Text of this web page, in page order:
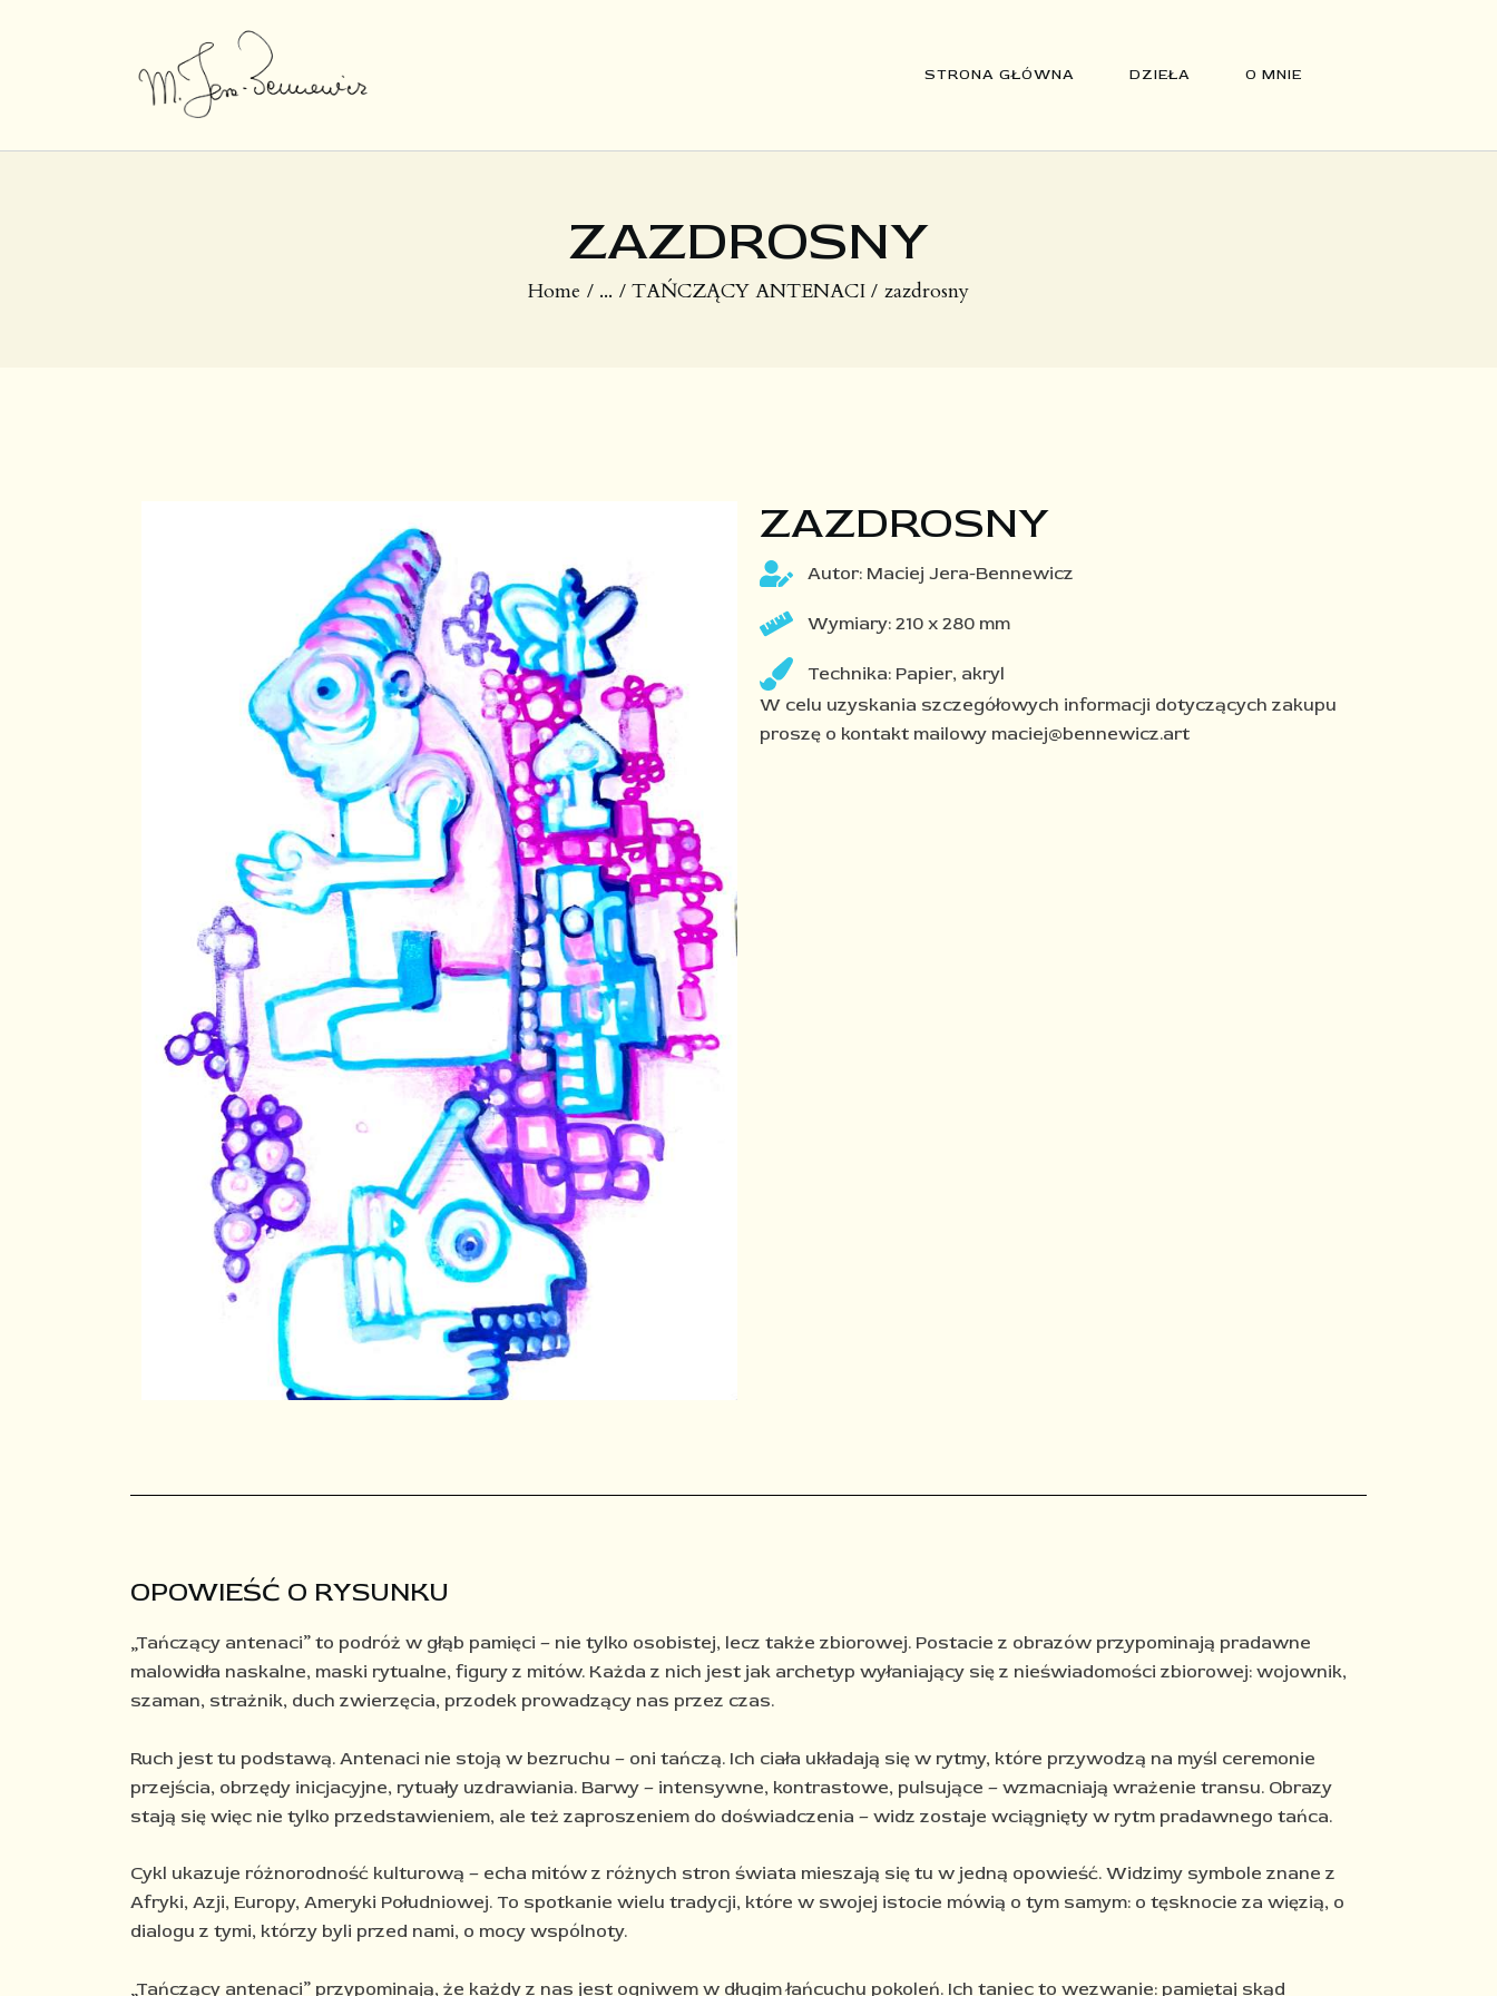
STRONA GŁÓWNA DZIEŁA O MNIE
ZAZDROSNY
Home ... TAŃCZĄCY ANTENACI zazdrosny
O MNIE
ZAZDROSNY
Autor: Maciej Jera-Bennewicz
Wymiary: 210 x 280 mm
Technika: Papier, akryl
W celu uzyskania szczegółowych informacji dotyczących zakupu
proszę o kontakt mailowy maciej@bennewicz.art
OPOWIEŚĆ O RYSUNKU
„Tańczący antenaci” to podróż w głąb pamięci – nie tylko osobistej, lecz także zbiorowej. Postacie z obrazów przypominają pradawne
malowidła naskalne, maski rytualne, figury z mitów. Każda z nich jest jak archetyp wyłaniający się z nieświadomości zbiorowej: wojownik,
szaman, strażnik, duch zwierzęcia, przodek prowadzący nas przez czas.​
Ruch jest tu podstawą. Antenaci nie stoją w bezruchu – oni tańczą. Ich ciała układają się w rytmy, które przywodzą na myśl ceremonie
przejścia, obrzędy inicjacyjne, rytuały uzdrawiania. Barwy – intensywne, kontrastowe, pulsujące – wzmacniają wrażenie transu. Obrazy
stają się więc nie tylko przedstawieniem, ale też zaproszeniem do doświadczenia – widz zostaje wciągnięty w rytm pradawnego tańca.​
Cykl ukazuje różnorodność kulturową – echa mitów z różnych stron świata mieszają się tu w jedną opowieść. Widzimy symbole znane z
Afryki, Azji, Europy, Ameryki Południowej. To spotkanie wielu tradycji, które w swojej istocie mówią o tym samym: o tęsknocie za więzią, o
dialogu z tymi, którzy byli przed nami, o mocy wspólnoty.​
„Tańczący antenaci” przypominają, że każdy z nas jest ogniwem w długim łańcuchu pokoleń. Ich taniec to wezwanie: pamiętaj skąd